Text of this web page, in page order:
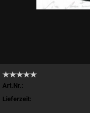
Art.Nr.:
Lieferzeit: